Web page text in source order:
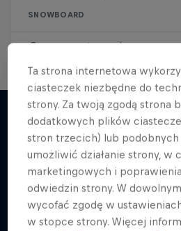
SNOWBOARD
Wydarzenie zakończone
Więcej podobnych
Ta strona internetowa
ciasteczek niezbędne do
strony. Za twoją zgodą strona
dodatkowych plików
stron trzecich) lub podobnych
umożliwić działanie strony, w
marketingowych i
odwiedzin strony. W
wycofać zgodę w
w stopce strony. Więcej